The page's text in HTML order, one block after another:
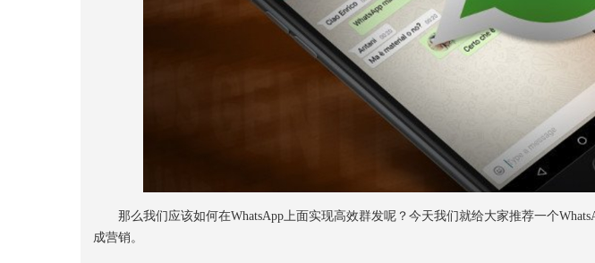
那么我们应该如何在WhatsApp上面实现高效群发呢？今天我们就给大家推荐一个
成营销。